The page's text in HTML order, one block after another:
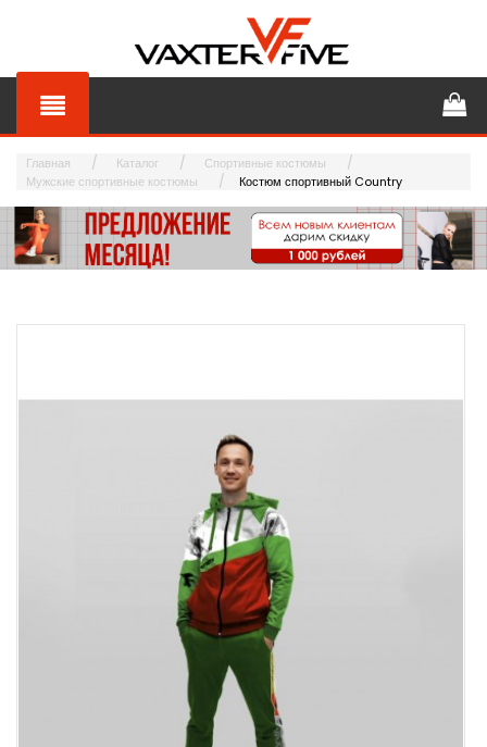
Главная Каталог
Спортивные костюмы
Мужские спортивные костюмы
Костюм спортивный Country